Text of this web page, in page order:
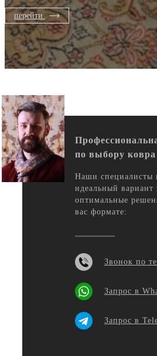
перейти
по выбору ковра
Наши специалисты
идеальный вариант
оптимальные
вас формате:
Звонок по
Запрос в
Запрос в